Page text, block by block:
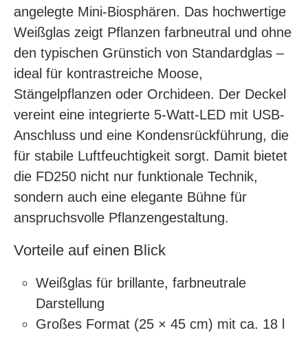
angelegte Mini-Biosphären. Das hochwertige
Weißglas zeigt Pflanzen farbneutral und ohne
den typischen Grünstich von Standardglas –
ideal für kontrastreiche Moose,
Stängelpflanzen oder Orchideen. Der Deckel
vereint eine integrierte 5-Watt-LED mit USB-
Anschluss und eine Kondensrückführung, die
für stabile Luftfeuchtigkeit sorgt. Damit bietet
die FD250 nicht nur funktionale Technik,
sondern auch eine elegante Bühne für
anspruchsvolle Pflanzengestaltung.
Vorteile auf einen Blick
Weißglas für brillante, farbneutrale
Darstellung
Großes Format (25 × 45 cm) mit ca. 18 l